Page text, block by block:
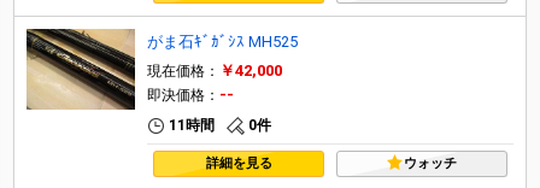
がま石ｷﾞｶﾞｼｽ MH525
現在価格： ￥42,000
即決価格： --
11時間 0件
詳細を見る ウォッチ